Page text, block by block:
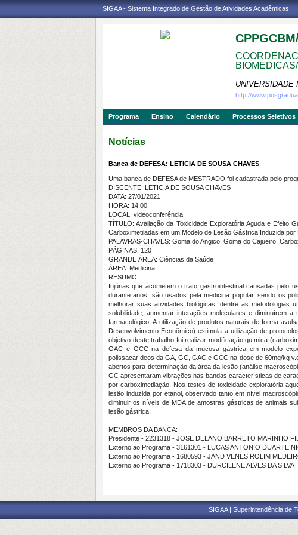
SIGAA - Sistema Integrado de Gestão de Atividades Acadêmicas
UNIVERSIDADE
http://
Programa Ensino Calendário Processos Seletivos
Notícias
Banca de DEFESA: LETICIA DE SOUSA CHAVES
Uma banca de DEFESA de MESTRADO foi cadastrada pelo
DISCENTE: LETICIA DE SOUSA CHAVES
DATA: 27/01/2021
HORA: 14:00
LOCAL: videoconferência
TÍTULO: Avaliação da Toxicidade Exploratória Aguda e Efeito
Carboximetiladas em um Modelo de Lesão Gástrica Induzida por
PALAVRAS-CHAVES: Goma do Angico. Goma do Cajueiro.
PÁGINAS: 120
GRANDE ÁREA: Ciências da Saúde
ÁREA: Medicina
RESUMO:
Injúrias que acometem o trato gastrointestinal causadas pelo
durante anos, são usados pela medicina popular, sendo os
melhorar suas atividades biológicas, dentre as metodologias
solubilidade, aumentar interações moleculares e diminuírem
farmacológico. A utilização de produtos naturais de forma
Desenvolvimento Econômico) estimula a utilização de
objetivo deste trabalho foi realizar modificação química
GAC e GCC na defesa da mucosa gástrica em modelo
polissacarídeos da GA, GC, GAC e GCC na dose de 60mg/kg
abertos para determinação da área da lesão (análise
GC apresentaram vibrações nas bandas características de
por carboximetilação. Nos testes de toxicidade exploratória
lesão induzida por etanol, observado tanto em nível
diminuir os níveis de MDA de amostras gástricas de animais
lesão gástrica.
MEMBROS DA BANCA:
Presidente - 2231318 - JOSE DELANO BARRETO MARINHO
Externo ao Programa - 3161301 - LUCAS ANTONIO DUARTE
Externo ao Programa - 1680593 - JAND VENES ROLIM
Externo ao Programa - 1718303 - DURCILENE ALVES DA SILVA
SIGAA | Superintendência de